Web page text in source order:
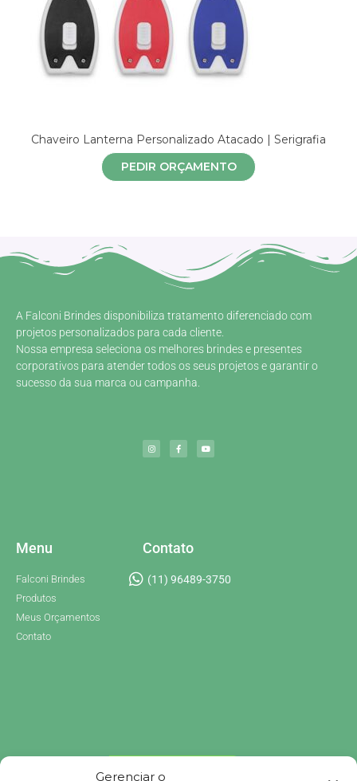
Gerenciar o
Chaveiro Lanterna Personalizado Atacado | Serigrafia
PEDIR ORÇAMENTO
A Falconi Brindes disponibiliza tratamento diferenciado com
projetos personalizados para cada cliente.
Nossa empresa seleciona os melhores brindes e presentes
corporativos para atender todos os seus projetos e garantir o
sucesso da sua marca ou campanha.
Menu
Falconi Brindes
Produtos
Meus Orçamentos
Contato
Contato
(11) 96489-3750